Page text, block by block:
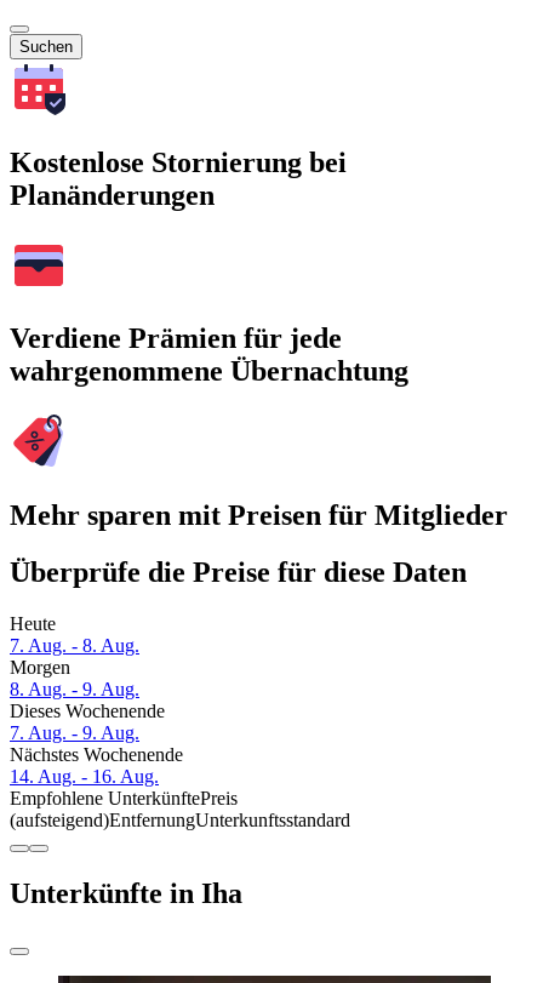
Suchen
Kostenlose Stornierung bei
Planänderungen
Verdiene Prämien für jede
wahrgenommene Übernachtung
Mehr sparen mit Preisen für Mitglieder
Überprüfe die Preise für diese Daten
Heute
7. Aug. - 8. Aug.
Morgen
8. Aug. - 9. Aug.
Dieses Wochenende
7. Aug. - 9. Aug.
Nächstes Wochenende
14. Aug. - 16. Aug.
Empfohlene UnterkünftePreis
(aufsteigend)EntfernungUnterkunftsstandard
Unterkünfte in Iha